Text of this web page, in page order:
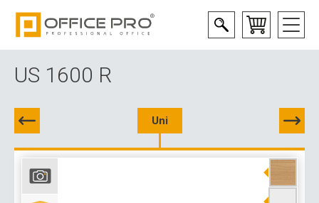
US 1600 R
Uni